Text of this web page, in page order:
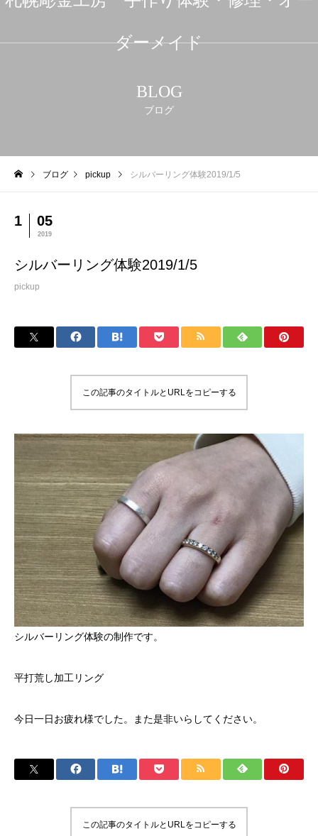
ダーメイド
BLOG
ブログ
ブログ pickup シルバーリング体験2019/1/5
1 05
2019
シルバーリング体験2019/1/5
pickup
この記事のタイトルとURLをコピーする
シルバーリング体験の制作です。
平打荒し加工リング
今日一日お疲れ様でした。また是非いらしてください。
この記事のタイトルとURLをコピーする